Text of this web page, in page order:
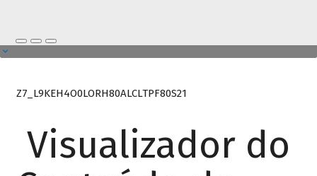
Z7_L9KEH4O0LORH80ALCLTPF80S21
Visualizador do